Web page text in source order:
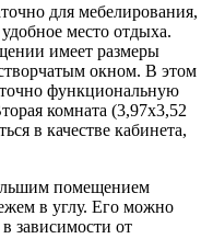
для мебелирования,
место отдыха.
имеет размеры
окном. В этом
функциональную
комната (3,97х3,52
в качестве кабинета,
помещением
в углу. Его можно
зависимости от